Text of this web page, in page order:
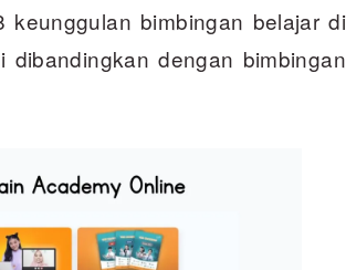
bimbingan belajar di
dengan bimbingan